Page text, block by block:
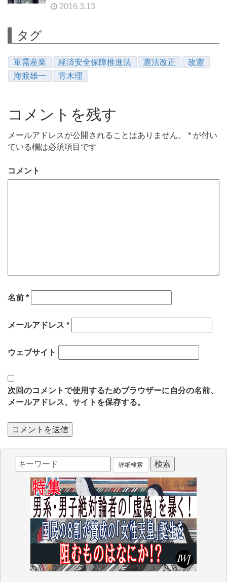
2016.3.13
タグ
軍需産業 経済安全保障推進法 憲法改正
改憲
海渡雄一
青木理
コメントを残す
メールアドレスが公開されることはありません。 * が付い
ている欄は必須項目です
コメント
名前 *
メールアドレス *
ウェブサイト
次回のコメントで使用するためブラウザーに自分の名前、
メールアドレス、サイトを保存する。
詳細検索